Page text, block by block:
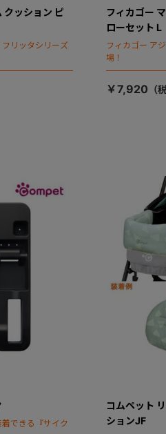
クッション ピ
リッタシリーズ
フィカゴー
ローセット L
フィカゴー ア
場！
￥7,920
できる『サイク
コムペット
ションJF